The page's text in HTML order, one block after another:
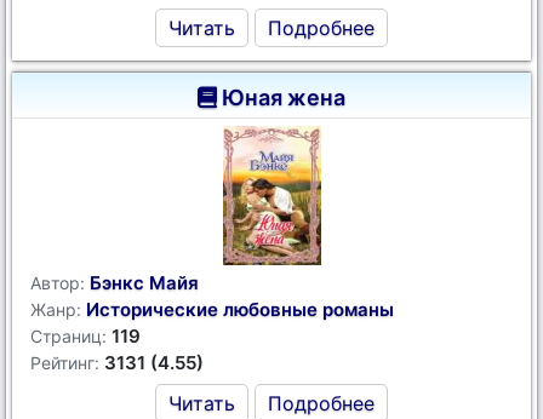
Читать Подробнее
Юная жена
Автор: Бэнкс Майя
Жанр: Исторические любовные романы
Страниц: 119
Рейтинг: 3131 (4.55)
Читать Подробнее